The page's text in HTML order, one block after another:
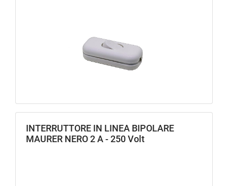
INTERRUTTORE IN LINEA BIPOLARE
MAURER NERO 2 A - 250 Volt